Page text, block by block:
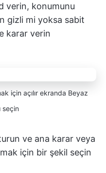
verin, konumunu
gizli mi yoksa sabit
karar verin
için açılır ekranda Beyaz
seçin
ve ana karar veya
için bir şekil seçin